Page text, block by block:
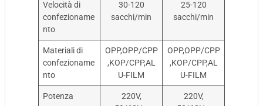
Velocità di
confezioname
nto
30-120
sacchi/min
25-120
sacchi/min
Materiali di
confezioname
nto
OPP,OPP/CPP
,KOP/CPP,AL
U-FILM
OPP,OPP/CPP
,KOP/CPP,AL
U-FILM
Potenza
220V,
220V,